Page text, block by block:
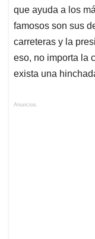
que ayuda a los
famosos son sus
carreteras y la
eso, no importa la
exista una
Anuncios.